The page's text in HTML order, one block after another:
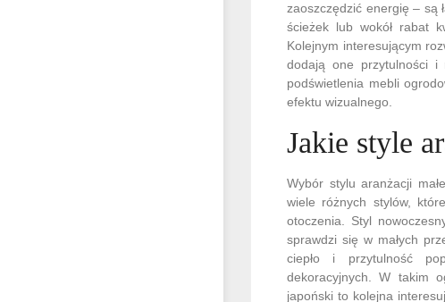
zaoszczędzić energię – są
ścieżek lub wokół rabat
Kolejnym interesującym
dodają one przytulności i
podświetlenia mebli
efektu wizualnego.
Jakie style
Wybór stylu aranżacji
wiele różnych stylów,
otoczenia. Styl
sprawdzi się w małych
ciepło i przytulność
dekoracyjnych. W takim
japoński to kolejna